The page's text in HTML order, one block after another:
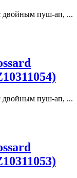
двойным пуш-ап, ...
двойным пуш-ап, ...